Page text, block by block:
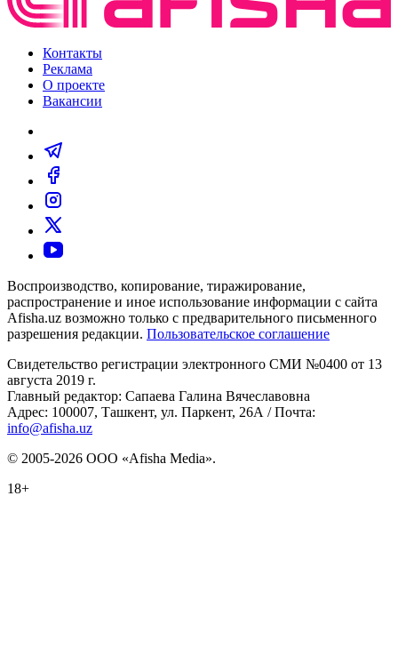
Контакты
Реклама
О проекте
Вакансии
Воспроизводство, копирование, тиражирование,
распространение и иное использование информации с сайта
Afisha.uz возможно только с предварительного письменного
разрешения редакции. Пользовательское соглашение
Свидетельство регистрации электронного СМИ №0400 от 13
августа 2019 г.
Главный редактор: Сапаева Галина Вячеславовна
Адрес: 100007, Ташкент, ул. Паркент, 26А / Почта:
info@afisha.uz
© 2005-2026 ООО «Afisha Media».
18+